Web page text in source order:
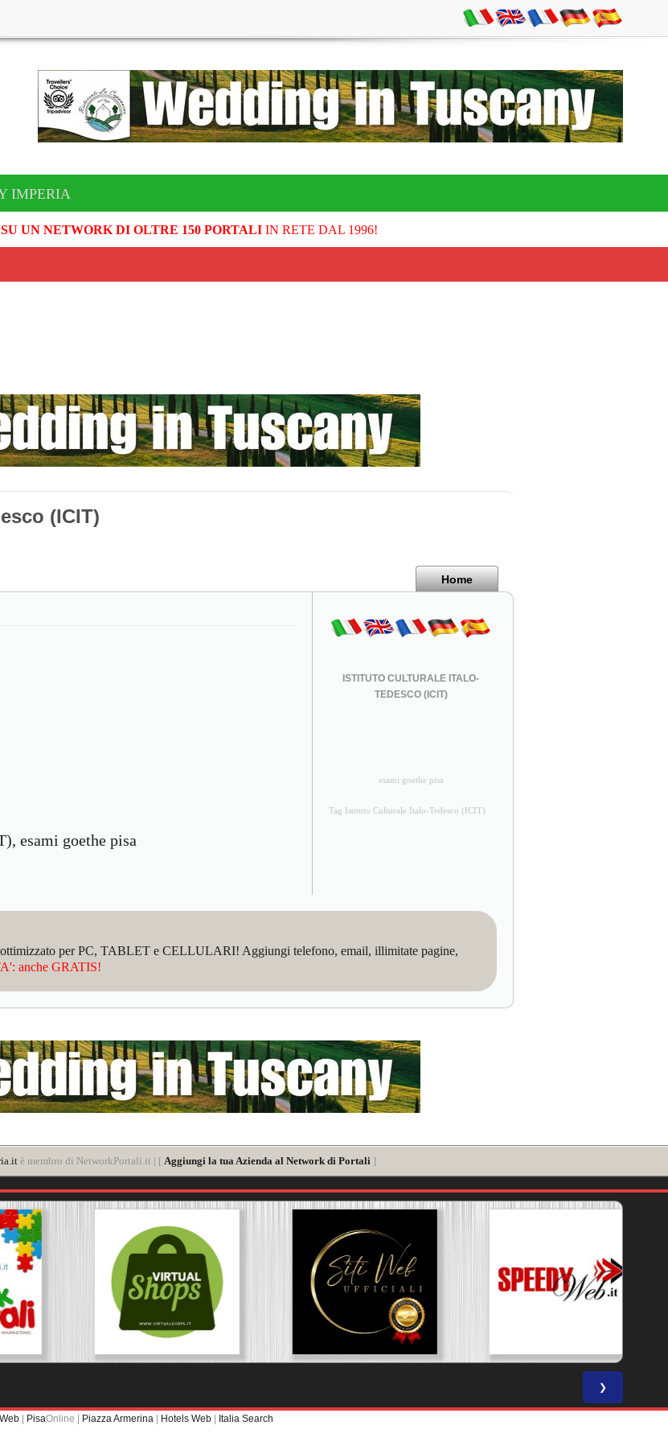
IMPERIA
UN NETWORK DI OLTRE 150 PORTALIIN RETE DAL 1996!
(ICIT)
Home
esami goethe pisa
ISTITUTO CULTURALE ITALO-
TEDESCO (ICIT)
esami goethe pisa
Tag Istituto Culturale Italo-Tedesco (ICIT)
per PC, TABLET e CELLULARI! Aggiungi telefono, email, illimitate pagine,
anche GRATIS!
è membro di NetworkPortali.it | [ Aggiungi la tua Azienda al Network di Portali ]
❯
| PisaOnline | Piazza Armerina | Hotels Web | Italia Search